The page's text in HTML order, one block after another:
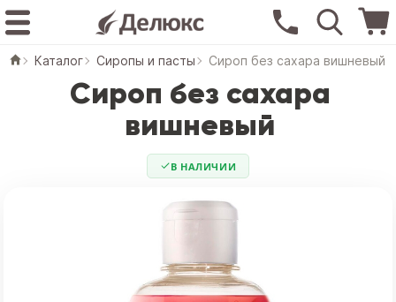
Каталог Сиропы и пасты Сироп без сахара вишневый
Сироп без сахара
вишневый
В НАЛИЧИИ